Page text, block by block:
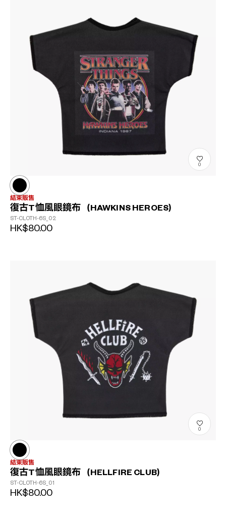
0
結束販售
復古T恤風眼鏡布（HAWKINS HEROES）
ST-CLOTH-6S_02
HK$80.00
0
結束販售
復古T恤風眼鏡布（HELLFIRE CLUB）
ST-CLOTH-6S_01
HK$80.00